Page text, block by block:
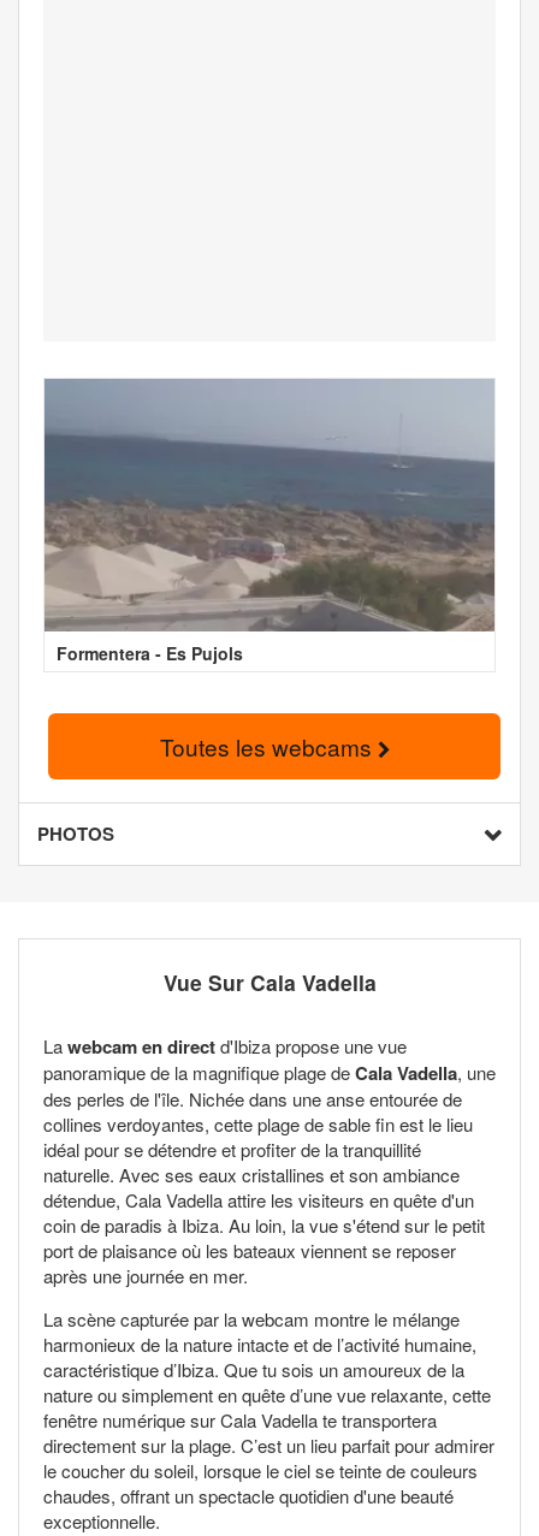
Formentera - Es Pujols
Toutes les webcams
PHOTOS
Vue Sur Cala Vadella
Lawebcam en directd'Ibiza propose une vue
panoramique de la magnifique plage deCala Vadella, une
des perles de l'île. Nichée dans une anse entourée de
collines verdoyantes, cette plage de sable fin est le lieu
idéal pour se détendre et profiter de la tranquillité
naturelle. Avec ses eaux cristallines et son ambiance
détendue, Cala Vadella attire les visiteurs en quête d'un
coin de paradis à Ibiza. Au loin, la vue s'étend sur le petit
port de plaisance où les bateaux viennent se reposer
après une journée en mer.
La scène capturée par la webcam montre le mélange
harmonieux de la nature intacte et de l’activité humaine,
caractéristique d’Ibiza. Que tu sois un amoureux de la
nature ou simplement en quête d’une vue relaxante, cette
fenêtre numérique sur Cala Vadella te transportera
directement sur la plage. C’est un lieu parfait pour admirer
le coucher du soleil, lorsque le ciel se teinte de couleurs
chaudes, offrant un spectacle quotidien d'une beauté
exceptionnelle.